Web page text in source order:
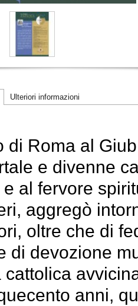
Ulteriori informazioni
di Roma al
e divenne
al fervore
aggregò
oltre che di
di devozione
cattolica
anni,